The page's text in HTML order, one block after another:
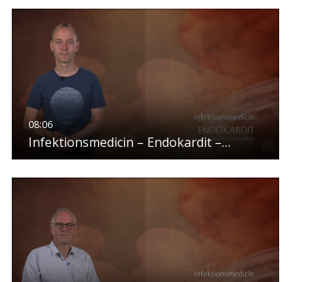
Infektionsmedicin – Endokardit –…